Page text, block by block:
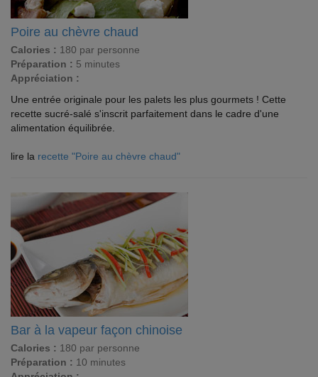
Poire au chèvre chaud
Calories : 180 par personne
Préparation : 5 minutes
Appréciation :
Une entrée originale pour les palets les plus gourmets ! Cette
recette sucré-salé s'inscrit parfaitement dans le cadre d'une
alimentation équilibrée.
lire la recette "Poire au chèvre chaud"
Bar à la vapeur façon chinoise
Calories : 180 par personne
Préparation : 10 minutes